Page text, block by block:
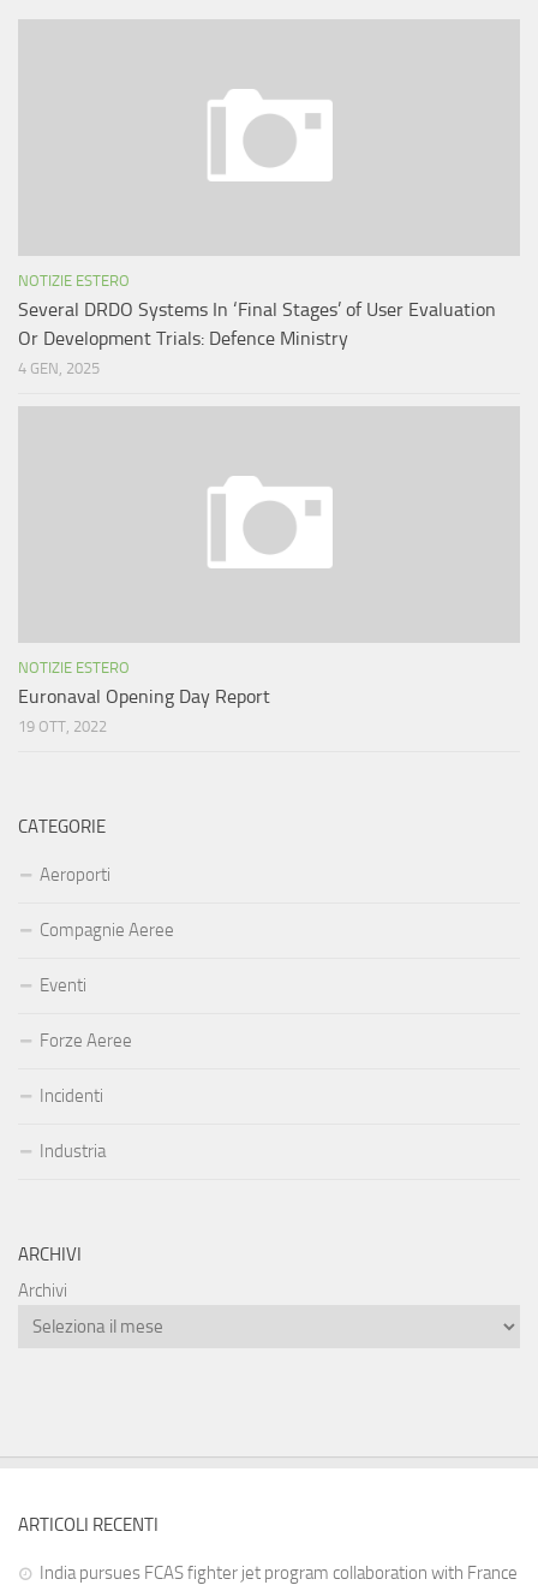
NOTIZIE ESTERO
Several DRDO Systems In ‘Final Stages’ of User Evaluation
Or Development Trials: Defence Ministry
4 GEN, 2025
NOTIZIE ESTERO
Euronaval Opening Day Report
19 OTT, 2022
CATEGORIE
Aeroporti
Compagnie Aeree
Eventi
Forze Aeree
Incidenti
Industria
ARCHIVI
Archivi
ARTICOLI RECENTI
India pursues FCAS fighter jet program collaboration with France